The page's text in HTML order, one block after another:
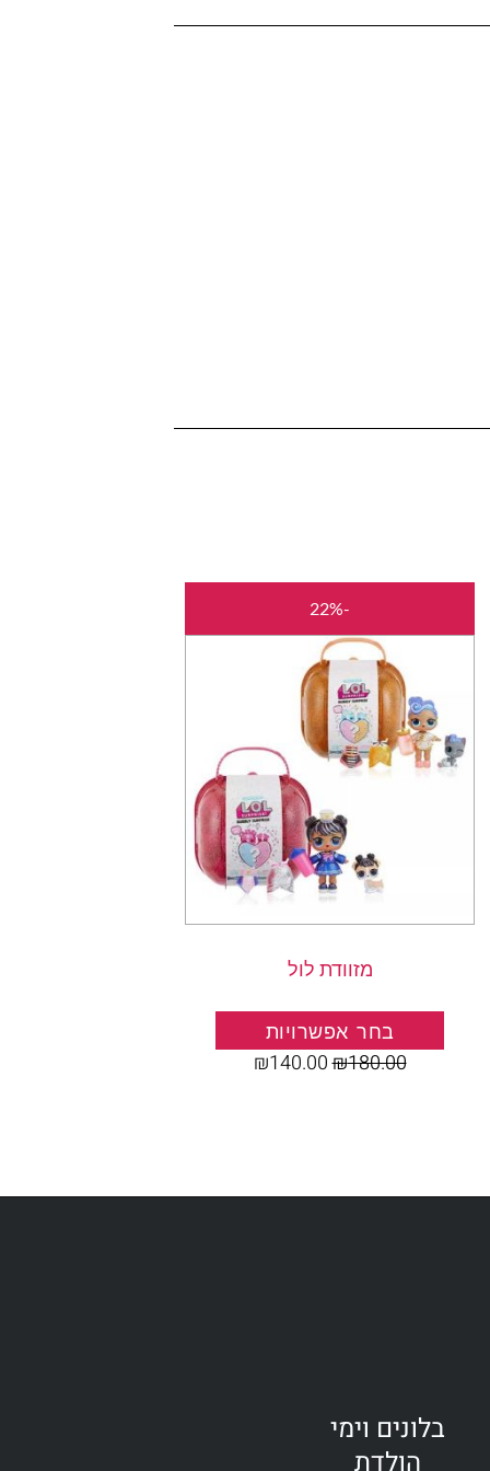
-22%
מזוודת לול
בחר אפשרויות
יש
מספר
סוגים.
ניתן
האפשרויות
בעמוד
₪180.00
המקורי
היה:
₪180.00.
₪140.00
הוא:
בלונים וימי
הולדת